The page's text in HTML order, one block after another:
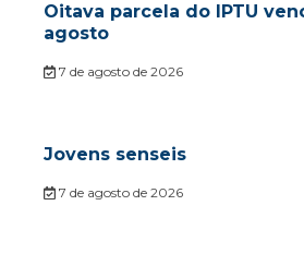
Oitava parcela do IPTU
agosto
7 de agosto de 2026
Jovens senseis
7 de agosto de 2026